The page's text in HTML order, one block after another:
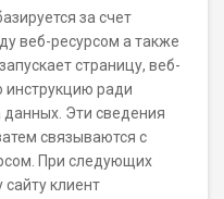
за счет
веб-ресурсом а также
страницу, веб-
инструкцию ради
данных. Эти сведения
связываются с
При следующих
клиент